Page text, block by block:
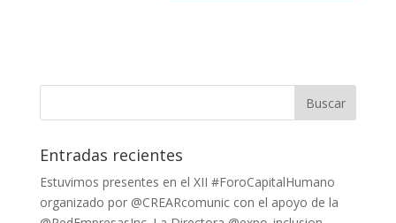
Entradas recientes
Estuvimos presentes en el XII #ForoCapitalHumano
organizado por @CREARcomunic con el apoyo de la